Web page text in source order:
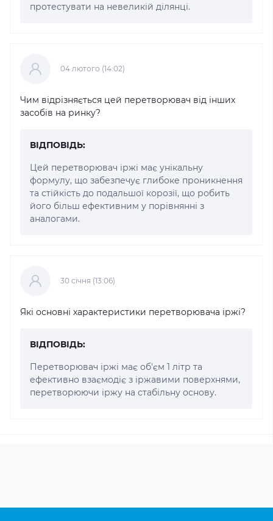
протестувати на невеликій ділянці.
04 лютого (14:02)
Чим відрізняється цей перетворювач від інших
засобів на ринку?
ВІДПОВІДЬ:
Цей перетворювач іржі має унікальну
формулу, що забезпечує глибоке проникнення
та стійкість до подальшої корозії, що робить
його більш ефективним у порівнянні з
аналогами.
30 cічня (13:06)
Які основні характеристики перетворювача іржі?
ВІДПОВІДЬ:
Перетворювач іржі має об'єм 1 літр та
ефективно взаємодіє з іржавими поверхнями,
перетворюючи іржу на стабільну основу.